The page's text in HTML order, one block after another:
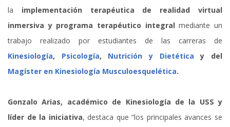
la implementación terapéutica de realidad virtual
inmersiva y programa terapéutico integralmediante un
trabajo realizado por estudiantes de las carreras de
Kinesiología, Psicología, Nutrición y Dietética y del
Magíster en Kinesiología Musculoesquelética.
Gonzalo Arias, académico de Kinesiología de la USS y
líder de la iniciativa, destaca que “los principales avances se